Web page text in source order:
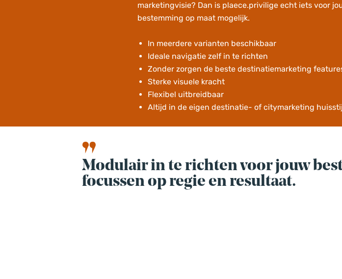
marketingvisie? Dan is plaece.privilige echt iets voor
bestemming op maat mogelijk.
In meerdere varianten beschikbaar
Ideale navigatie zelf in te richten
Zonder zorgen de beste destinatiemarketing
Sterke visuele kracht
Flexibel uitbreidbaar
Altijd in de eigen destinatie- of citymarketing
Modulair in te richten voor jouw
focussen op regie en resultaat.